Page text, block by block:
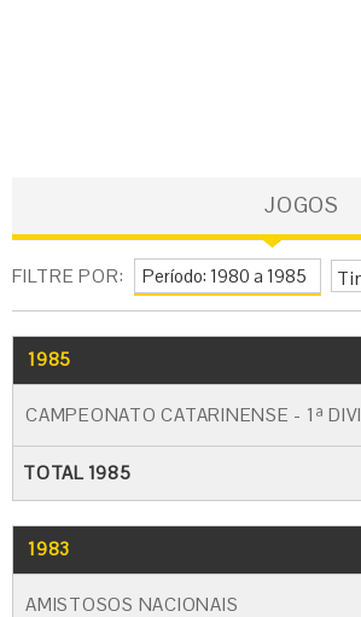
JOGOS
FILTRE POR:
1985
CAMPEONATO CATARINENSE - 1ª
TOTAL 1985
1983
AMISTOSOS NACIONAIS